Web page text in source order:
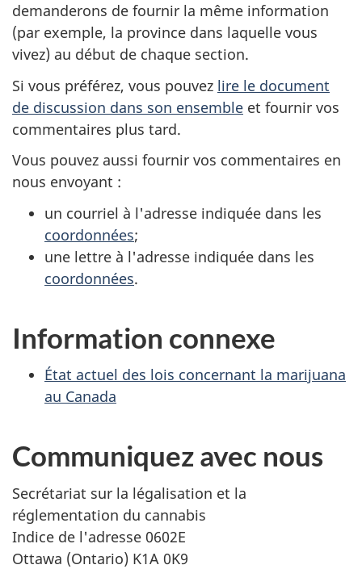
demanderons de fournir la même information
(par exemple, la province dans laquelle vous
vivez) au début de chaque section.
Si vous préférez, vous pouvez lire le document
de discussion dans son ensemble et fournir vos
commentaires plus tard.
Vous pouvez aussi fournir vos commentaires en
nous envoyant :
un courriel à l'adresse indiquée dans les
coordonnées;
une lettre à l'adresse indiquée dans les
coordonnées.
Information connexe
État actuel des lois concernant la marijuana
au Canada
Communiquez avec nous
Secrétariat sur la légalisation et la
réglementation du cannabis
Indice de l'adresse 0602E
Ottawa (Ontario) K1A 0K9